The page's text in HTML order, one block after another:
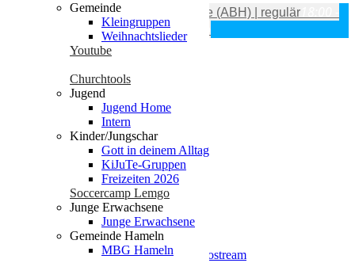
Gemeinde
Kleingruppen
Weihnachtslieder
Youtube
Churchtools
Jugend
Jugend Home
Intern
Kinder/Jungschar
Gott in deinem Alltag
KiJuTe-Gruppen
Freizeiten 2026
Soccercamp Lemgo
Junge Erwachsene
Junge Erwachsene
Gemeinde Hameln
MBG Hameln
Okt18:0019:00 Gebetsstunde (ABH) | regulär
Am Bauhof 14a, 32657 Lemgo
Seiten
Datenschutz
Die Gute Nachricht
Events
Fotos
Freizeiten 2025
Freizeiten 2026
Geschichte
glossary
Gott in deinem Alltag
Gottesdienst | Radio- / Videostream